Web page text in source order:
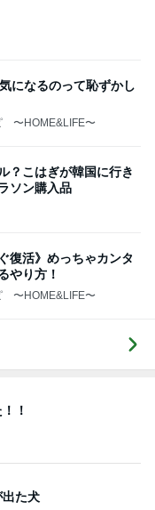
！
た犬
きた実母
い花